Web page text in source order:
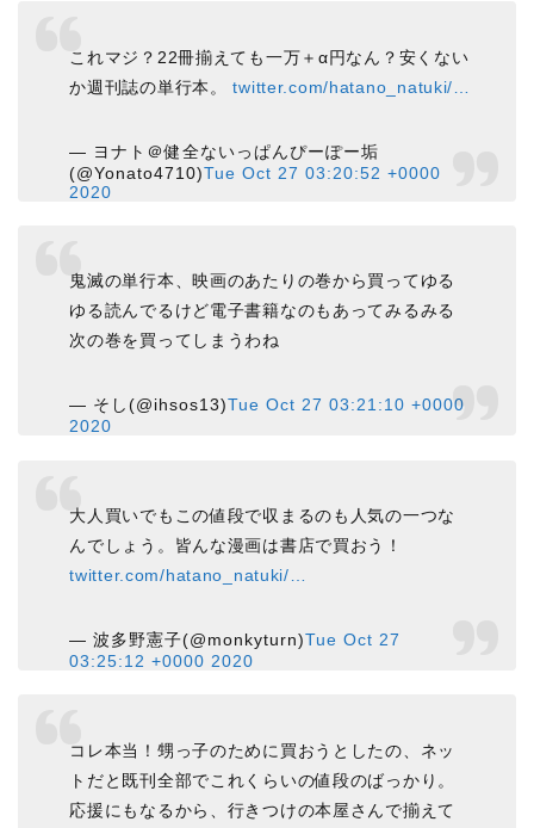
これマジ？22冊揃えても一万＋α円なん？安くない
か週刊誌の単行本。twitter.com/hatano_natuki/…
— ヨナト＠健全ないっぱんぴーぽー垢
(@Yonato4710)Tue Oct 27 03:20:52 +0000
2020
鬼滅の単行本、映画のあたりの巻から買ってゆる
ゆる読んでるけど電子書籍なのもあってみるみる
次の巻を買ってしまうわね
— そし(@ihsos13)Tue Oct 27 03:21:10 +0000
2020
大人買いでもこの値段で収まるのも人気の一つな
んでしょう。皆んな漫画は書店で買おう！
twitter.com/hatano_natuki/…
— 波多野憲子(@monkyturn)Tue Oct 27
03:25:12 +0000 2020
コレ本当！甥っ子のために買おうとしたの、ネッ
トだと既刊全部でこれくらいの値段のばっかり。
応援にもなるから、行きつけの本屋さんで揃えて